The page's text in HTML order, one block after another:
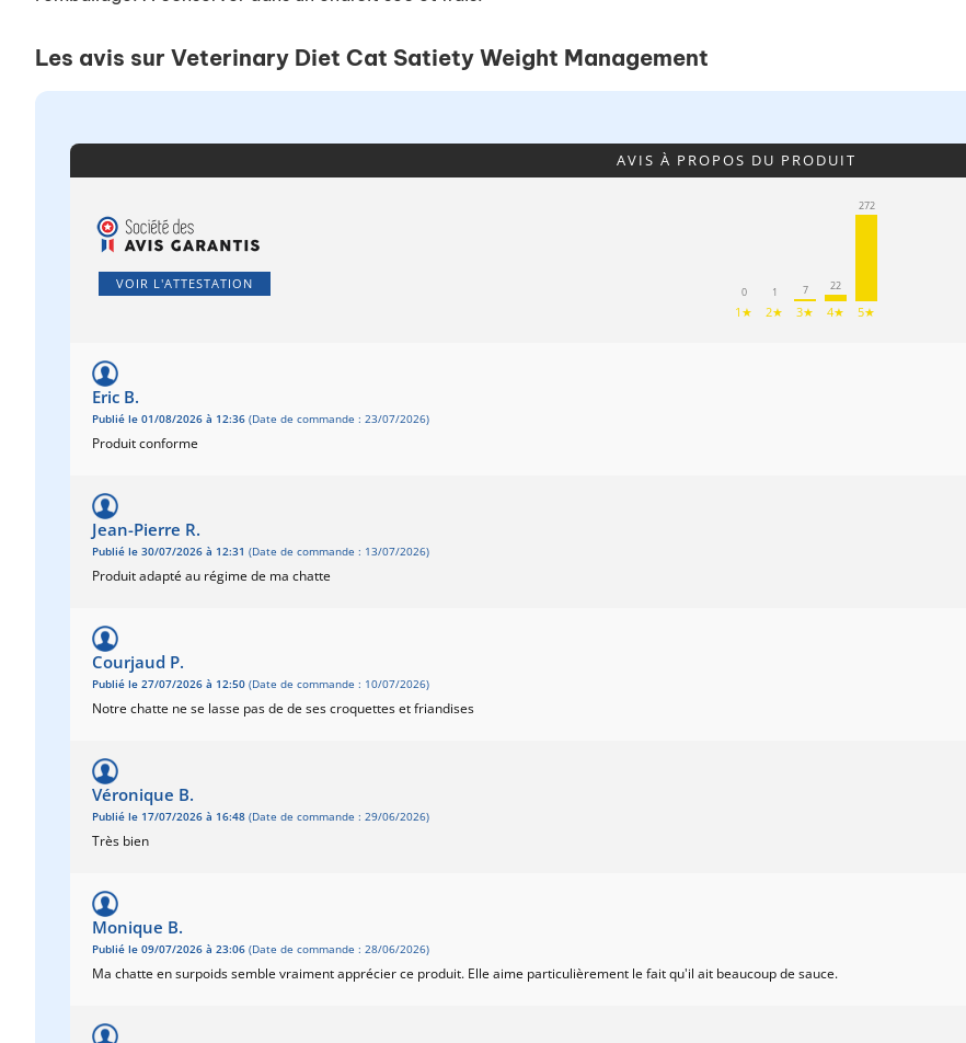
Les avis sur Veterinary Diet Cat Satiety Weight Management
AVIS À PROPOS DU PRODUIT
VOIR L'ATTESTATION
0
1★
1
2★
7
3★
22
4★
272
5★
Eric B.
Publié le 01/08/2026 à 12:36 (Date de commande : 23/07/2026)
Produit conforme
Jean-Pierre R.
Publié le 30/07/2026 à 12:31 (Date de commande : 13/07/2026)
Produit adapté au régime de ma chatte
Courjaud P.
Publié le 27/07/2026 à 12:50 (Date de commande : 10/07/2026)
Notre chatte ne se lasse pas de de ses croquettes et friandises
Véronique B.
Publié le 17/07/2026 à 16:48 (Date de commande : 29/06/2026)
Très bien
Monique B.
Publié le 09/07/2026 à 23:06 (Date de commande : 28/06/2026)
Ma chatte en surpoids semble vraiment apprécier ce produit. Elle aime particulièrement le fait qu'il ait beaucoup de sauce.